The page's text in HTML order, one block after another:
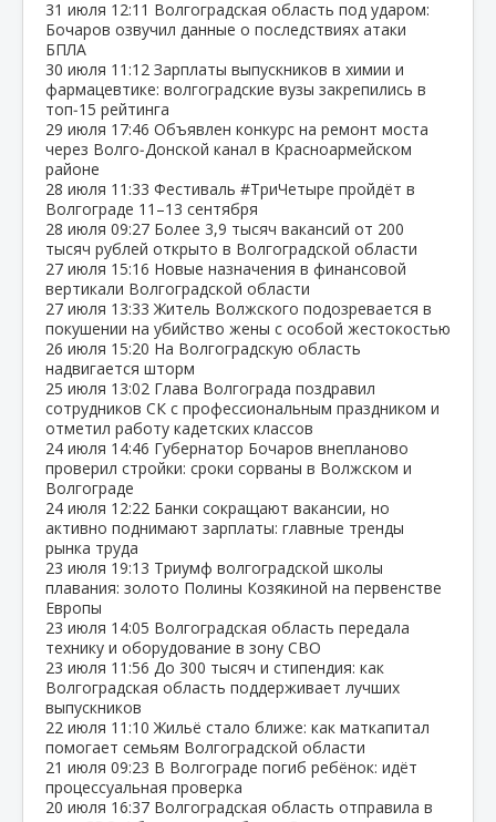
31 июля 12:11 Волгоградская область под ударом:
Бочаров озвучил данные о последствиях атаки
БПЛА
30 июля 11:12 Зарплаты выпускников в химии и
фармацевтике: волгоградские вузы закрепились в
топ‑15 рейтинга
29 июля 17:46 Объявлен конкурс на ремонт моста
через Волго‑Донской канал в Красноармейском
районе
28 июля 11:33 Фестиваль #ТриЧетыре пройдёт в
Волгограде 11–13 сентября
28 июля 09:27 Более 3,9 тысяч вакансий от 200
тысяч рублей открыто в Волгоградской области
27 июля 15:16 Новые назначения в финансовой
вертикали Волгоградской области
27 июля 13:33 Житель Волжского подозревается в
покушении на убийство жены с особой жестокостью
26 июля 15:20 На Волгоградскую область
надвигается шторм
25 июля 13:02 Глава Волгограда поздравил
сотрудников СК с профессиональным праздником и
отметил работу кадетских классов
24 июля 14:46 Губернатор Бочаров внепланово
проверил стройки: сроки сорваны в Волжском и
Волгограде
24 июля 12:22 Банки сокращают вакансии, но
активно поднимают зарплаты: главные тренды
рынка труда
23 июля 19:13 Триумф волгоградской школы
плавания: золото Полины Козякиной на первенстве
Европы
23 июля 14:05 Волгоградская область передала
технику и оборудование в зону СВО
23 июля 11:56 До 300 тысяч и стипендия: как
Волгоградская область поддерживает лучших
выпускников
22 июля 11:10 Жильё стало ближе: как маткапитал
помогает семьям Волгоградской области
21 июля 09:23 В Волгограде погиб ребёнок: идёт
процессуальная проверка
20 июля 16:37 Волгоградская область отправила в